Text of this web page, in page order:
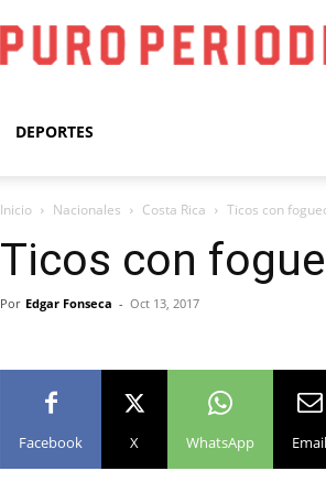
DEPORTES
Inicio Nacionales Costa Rica Ticos con
Ticos con
Por Edgar Fonseca - Oct 13, 2017
Facebook X WhatsApp Email